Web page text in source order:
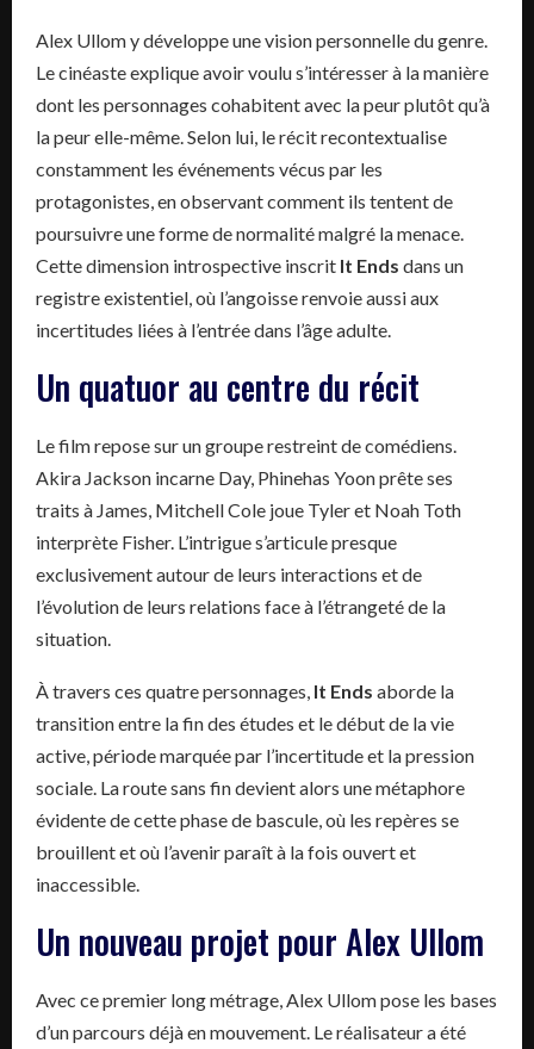
Alex Ullom y développe une vision personnelle du genre.
Le cinéaste explique avoir voulu s’intéresser à la manière
dont les personnages cohabitent avec la peur plutôt qu’à
la peur elle-même. Selon lui, le récit recontextualise
constamment les événements vécus par les
protagonistes, en observant comment ils tentent de
poursuivre une forme de normalité malgré la menace.
Cette dimension introspective inscrit It Ends dans un
registre existentiel, où l’angoisse renvoie aussi aux
incertitudes liées à l’entrée dans l’âge adulte.
Un quatuor au centre du récit
Le film repose sur un groupe restreint de comédiens.
Akira Jackson incarne Day, Phinehas Yoon prête ses
traits à James, Mitchell Cole joue Tyler et Noah Toth
interprète Fisher. L’intrigue s’articule presque
exclusivement autour de leurs interactions et de
l’évolution de leurs relations face à l’étrangeté de la
situation.
À travers ces quatre personnages, It Ends aborde la
transition entre la fin des études et le début de la vie
active, période marquée par l’incertitude et la pression
sociale. La route sans fin devient alors une métaphore
évidente de cette phase de bascule, où les repères se
brouillent et où l’avenir paraît à la fois ouvert et
inaccessible.
Un nouveau projet pour Alex Ullom
Avec ce premier long métrage, Alex Ullom pose les bases
d’un parcours déjà en mouvement. Le réalisateur a été